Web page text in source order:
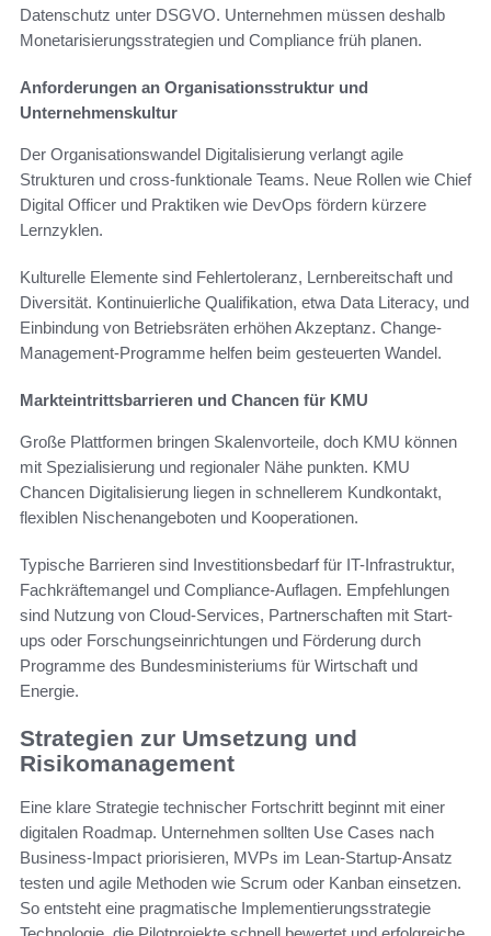
Datenschutz unter DSGVO. Unternehmen müssen deshalb
Monetarisierungsstrategien und Compliance früh planen.
Anforderungen an Organisationsstruktur und
Unternehmenskultur
Der Organisationswandel Digitalisierung verlangt agile
Strukturen und cross-funktionale Teams. Neue Rollen wie Chief
Digital Officer und Praktiken wie DevOps fördern kürzere
Lernzyklen.
Kulturelle Elemente sind Fehlertoleranz, Lernbereitschaft und
Diversität. Kontinuierliche Qualifikation, etwa Data Literacy, und
Einbindung von Betriebsräten erhöhen Akzeptanz. Change-
Management-Programme helfen beim gesteuerten Wandel.
Markteintrittsbarrieren und Chancen für KMU
Große Plattformen bringen Skalenvorteile, doch KMU können
mit Spezialisierung und regionaler Nähe punkten. KMU
Chancen Digitalisierung liegen in schnellerem Kundkontakt,
flexiblen Nischenangeboten und Kooperationen.
Typische Barrieren sind Investitionsbedarf für IT-Infrastruktur,
Fachkräftemangel und Compliance-Auflagen. Empfehlungen
sind Nutzung von Cloud-Services, Partnerschaften mit Start-
ups oder Forschungseinrichtungen und Förderung durch
Programme des Bundesministeriums für Wirtschaft und
Energie.
Strategien zur Umsetzung und
Risikomanagement
Eine klare Strategie technischer Fortschritt beginnt mit einer
digitalen Roadmap. Unternehmen sollten Use Cases nach
Business-Impact priorisieren, MVPs im Lean-Startup-Ansatz
testen und agile Methoden wie Scrum oder Kanban einsetzen.
So entsteht eine pragmatische Implementierungsstrategie